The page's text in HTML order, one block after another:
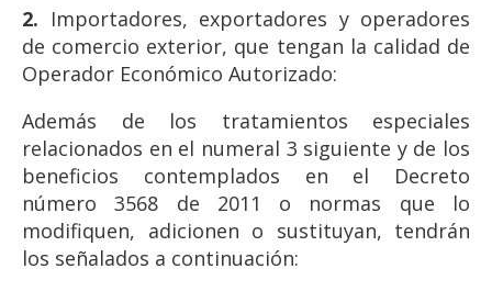
2. Importadores, exportadores y operadores
de comercio exterior, que tengan la calidad de
Operador Económico Autorizado:
Además de los tratamientos especiales
relacionados en el numeral 3 siguiente y de los
beneficios contemplados en el Decreto
número 3568 de 2011 o normas que lo
modifiquen, adicionen o sustituyan, tendrán
los señalados a continuación: